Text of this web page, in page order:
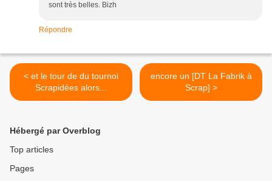
sont très belles. Bizh
Répondre
< et le tour de du tournoi
Scrapidées alors...
encore un [DT La Fabrik à
Scrap] >
Hébergé par Overblog
Top articles
Pages